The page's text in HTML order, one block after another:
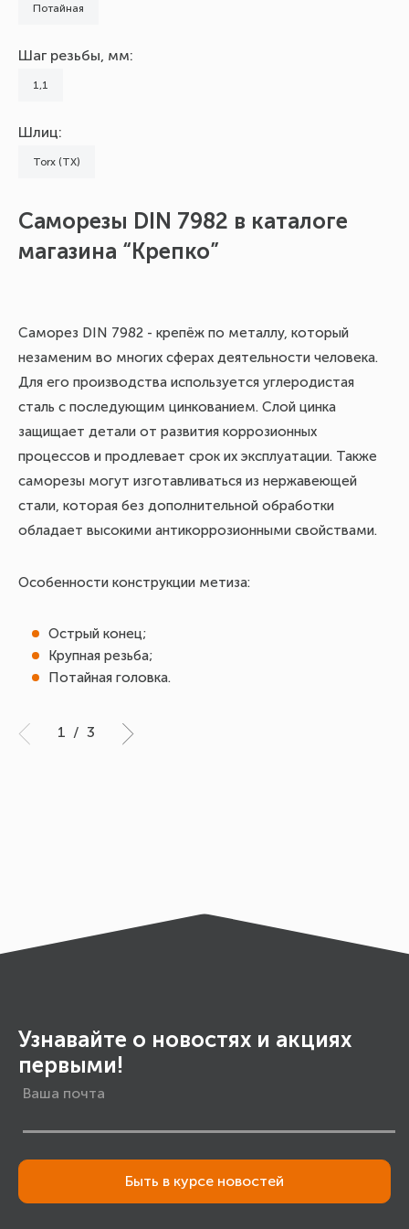
Потайная
Шаг резьбы, мм:
1,1
Шлиц:
Torx (TX)
Саморезы DIN 7982 в каталоге
магазина “Крепко”
Саморез DIN 7982 - крепёж по металлу, который
незаменим во многих сферах деятельности человека.
Для его производства используется углеродистая
сталь с последующим цинкованием. Слой цинка
защищает детали от развития коррозионных
процессов и продлевает срок их эксплуатации. Также
саморезы могут изготавливаться из нержавеющей
стали, которая без дополнительной обработки
обладает высокими антикоррозионными свойствами.
Особенности конструкции метиза:
Острый конец;
Крупная резьба;
Потайная головка.
1 / 3
Узнавайте о новостях и акциях
первыми!
Быть в курсе новостей